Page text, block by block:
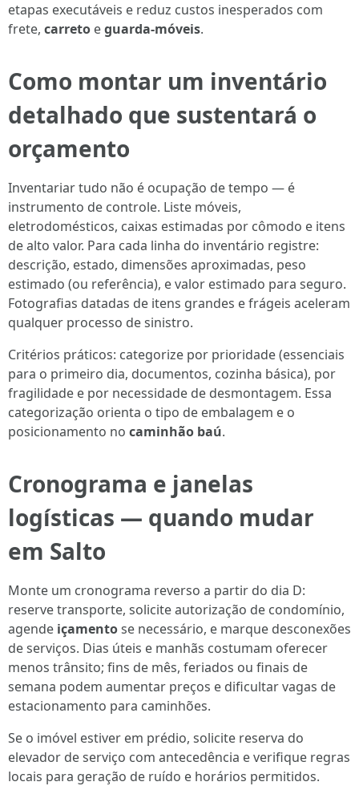
etapas executáveis e reduz custos inesperados com
frete, carreto eguarda-móveis.
Como montar um inventário
detalhado que sustentará o
orçamento
Inventariar tudo não é ocupação de tempo — é
instrumento de controle. Liste móveis,
eletrodomésticos, caixas estimadas por cômodo e itens
de alto valor. Para cada linha do inventário registre:
descrição, estado, dimensões aproximadas, peso
estimado (ou referência), e valor estimado para seguro.
Fotografias datadas de itens grandes e frágeis aceleram
qualquer processo de sinistro.
Critérios práticos: categorize por prioridade (essenciais
para o primeiro dia, documentos, cozinha básica), por
fragilidade e por necessidade de desmontagem. Essa
categorização orienta o tipo de embalagem e o
posicionamento no caminhão baú.
Cronograma e janelas
logísticas — quando mudar
em Salto
Monte um cronograma reverso a partir do dia D:
reserve transporte, solicite autorização de condomínio,
agende içamentose necessário, e marque desconexões
de serviços. Dias úteis e manhãs costumam oferecer
menos trânsito; fins de mês, feriados ou finais de
semana podem aumentar preços e dificultar vagas de
estacionamento para caminhões.
Se o imóvel estiver em prédio, solicite reserva do
elevador de serviço com antecedência e verifique regras
locais para geração de ruído e horários permitidos.